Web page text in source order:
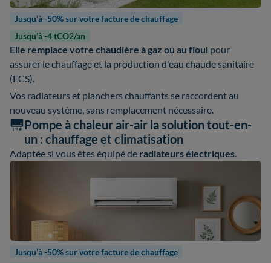
Jusqu’à -50% sur votre facture de chauffage
Jusqu’à -4 tCO2/an
Elle remplace votre chaudière à gaz ou au fioul pour
assurer le chauffage et la production d'eau chaude sanitaire
(ECS).
Vos radiateurs et planchers chauffants se raccordent au
nouveau système, sans remplacement nécessaire.
Pompe à chaleur air-air la solution tout-en-
un : chauffage et climatisation
Adaptée si vous êtes équipé de radiateurs électriques
Jusqu’à -50% sur votre facture de chauffage